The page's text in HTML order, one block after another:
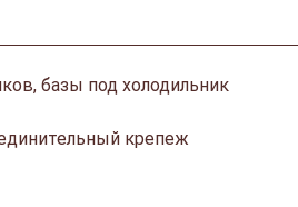
базы под холодильник
крепеж